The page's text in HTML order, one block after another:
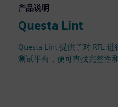
产品说明
Questa Lint
Questa Lint 提供了对 RTL
测试平台，便可查找完整性